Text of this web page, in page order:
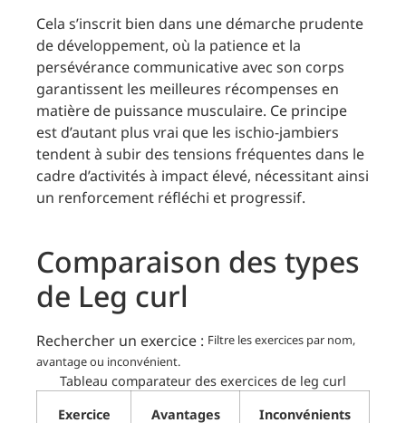
Cela s’inscrit bien dans une démarche prudente
de développement, où la patience et la
persévérance communicative avec son corps
garantissent les meilleures récompenses en
matière de puissance musculaire. Ce principe
est d’autant plus vrai que les ischio-jambiers
tendent à subir des tensions fréquentes dans le
cadre d’activités à impact élevé, nécessitant ainsi
un renforcement réfléchi et progressif.
Comparaison des types
de Leg curl
Rechercher un exercice : Filtre les exercices par nom,
avantage ou inconvénient.
Tableau comparateur des exercices de leg curl
Exercice
Avantages Inconvénients